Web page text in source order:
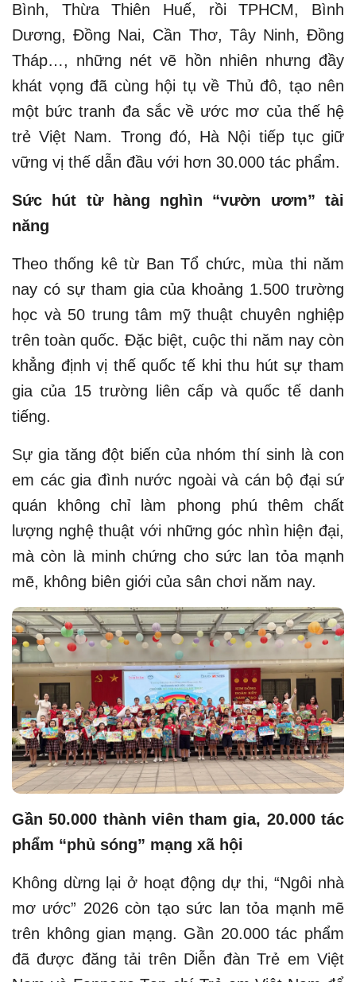
Bình, Thừa Thiên Huế, rồi TPHCM, Bình
Dương, Đồng Nai, Cần Thơ, Tây Ninh, Đồng
Tháp…, những nét vẽ hồn nhiên nhưng đầy
khát vọng đã cùng hội tụ về Thủ đô, tạo nên
một bức tranh đa sắc về ước mơ của thế hệ
trẻ Việt Nam. Trong đó, Hà Nội tiếp tục giữ
vững vị thế dẫn đầu với hơn 30.000 tác phẩm.
Sức hút từ hàng nghìn “vườn ươm” tài
năng
Theo thống kê từ Ban Tổ chức, mùa thi năm
nay có sự tham gia của khoảng 1.500 trường
học và 50 trung tâm mỹ thuật chuyên nghiệp
trên toàn quốc. Đặc biệt, cuộc thi năm nay còn
khẳng định vị thế quốc tế khi thu hút sự tham
gia của 15 trường liên cấp và quốc tế danh
tiếng.
Sự gia tăng đột biến của nhóm thí sinh là con
em các gia đình nước ngoài và cán bộ đại sứ
quán không chỉ làm phong phú thêm chất
lượng nghệ thuật với những góc nhìn hiện đại,
mà còn là minh chứng cho sức lan tỏa mạnh
mẽ, không biên giới của sân chơi năm nay.
Gần 50.000 thành viên tham gia, 20.000 tác
phẩm “phủ sóng” mạng xã hội
Không dừng lại ở hoạt động dự thi, “Ngôi nhà
mơ ước” 2026 còn tạo sức lan tỏa mạnh mẽ
trên không gian mạng. Gần 20.000 tác phẩm
đã được đăng tải trên Diễn đàn Trẻ em Việt